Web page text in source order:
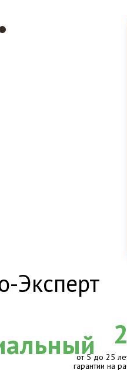
Эксперт
от 5 до 25
гарантии на